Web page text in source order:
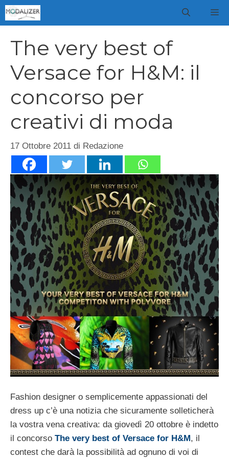
Vai
al
The very best of
Versace for H&M: il
concorso per
creativi di moda
17 Ottobre 2011 di Redazione
Fashion designer o semplicemente appassionati del
dress up c’è una notizia che sicuramente solleticherà
la vostra vena creativa: da giovedì 20 ottobre è indetto
il concorso The very best of Versace for H&M, il
contest che darà la possibilità ad ognuno di voi di